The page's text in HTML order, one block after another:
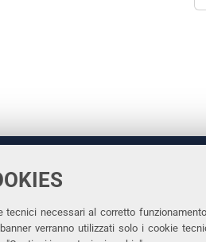
tecnici necessari al corretto
verranno utilizzati solo i cookie
Ferrara
Rettrice:
via Ludovico